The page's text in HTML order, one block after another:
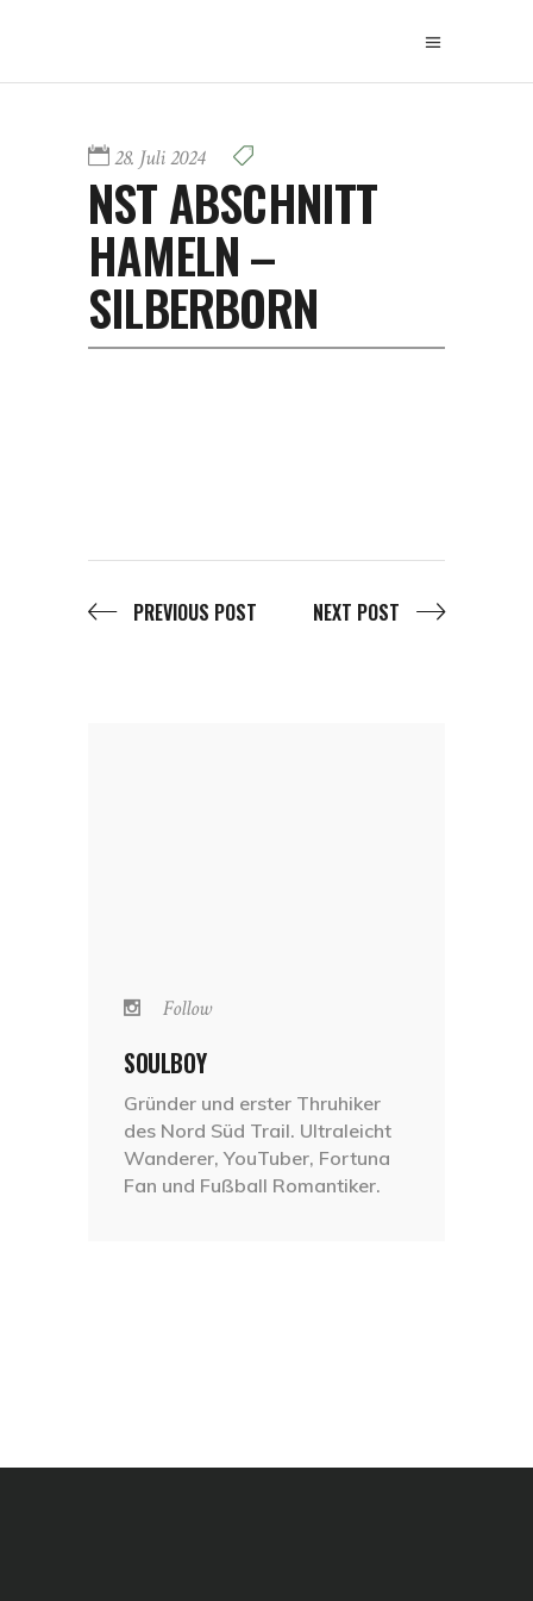
28. Juli 2024
NST ABSCHNITT
HAMELN –
SILBERBORN
PREVIOUS POST NEXT POST
Follow
SOULBOY
Gründer und erster Thruhiker
des Nord Süd Trail. Ultraleicht
Wanderer, YouTuber, Fortuna
Fan und Fußball Romantiker.